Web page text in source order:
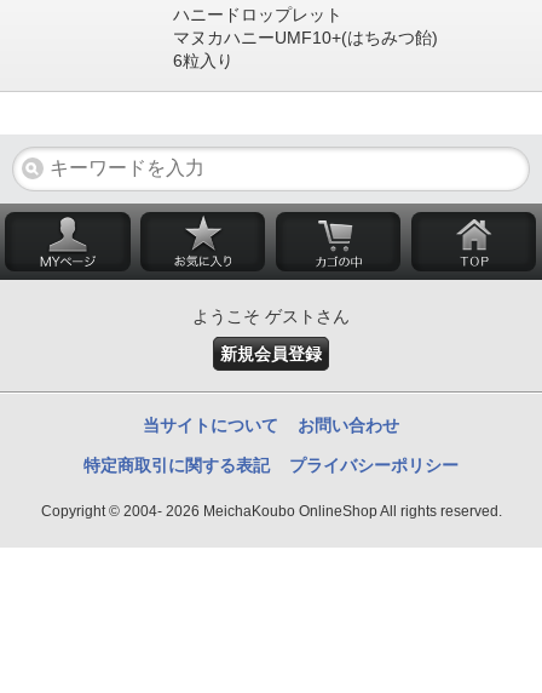
ハニードロップレット
マヌカハニーUMF10+(はちみつ飴)
6粒入り
ようこそ ゲストさん
新規会員登録
当サイトについて お問い合わせ
特定商取引に関する表記 プライバシーポリシー
Copyright © 2004- 2026 MeichaKoubo OnlineShop All rights reserved.